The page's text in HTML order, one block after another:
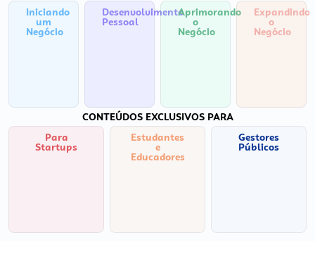
Iniciando
um
Negócio
Desenvolvimento
Pessoal
Aprimorando
o
Negócio
Expandindo
o
Negócio
CONTEÚDOS EXCLUSIVOS PARA
Para
Startups
Estudantes
e
Educadores
Gestores
Públicos